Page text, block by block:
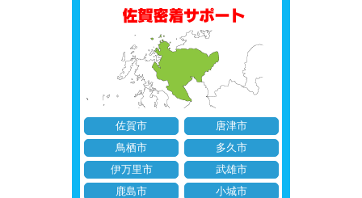
佐賀市
唐津市
鳥栖市
多久市
伊万里市
武雄市
鹿島市
小城市